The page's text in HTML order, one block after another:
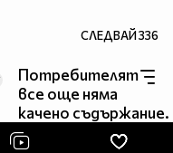
СЛЕДВАЙ336
Потребителят
все още няма
качено съдържание.